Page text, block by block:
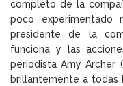
completo de la
poco experimentado
presidente de la
funciona y las
periodista Amy Archer
brillantemente a todas